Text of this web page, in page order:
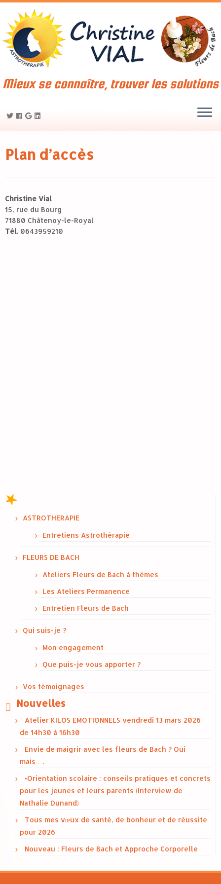
Mieux se connaître, trouver les solutions
Plan d’accès
Christine Vial
15, rue du Bourg
71880 Châtenoy-le-Royal
Tél.0643959210
ASTROTHERAPIE
Entretiens Astrothérapie
FLEURS DE BACH
Ateliers Fleurs de Bach à thèmes
Les Ateliers Permanence
Entretien Fleurs de Bach
Qui suis-je ?
Mon engagement
Que puis-je vous apporter ?
Vos témoignages
Nouvelles
Atelier KILOS EMOTIONNELS vendredi 13 mars 2026
de 14h30 à 16h30
Envie de maigrir avec les fleurs de Bach ? Oui
mais….
•Orientation scolaire : conseils pratiques et concrets
pour les jeunes et leurs parents (Interview de
Nathalie Dunand)
Tous mes vœux de santé, de bonheur et de réussite
pour 2026
Nouveau : Fleurs de Bach et Approche Corporelle